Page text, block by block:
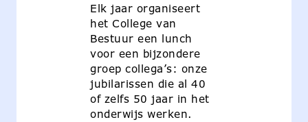
Elk jaar organiseert
het College van
Bestuur een lunch
voor een bijzondere
groep collega’s: onze
jubilarissen die al 40
of zelfs 50 jaar in het
onderwijs werken.